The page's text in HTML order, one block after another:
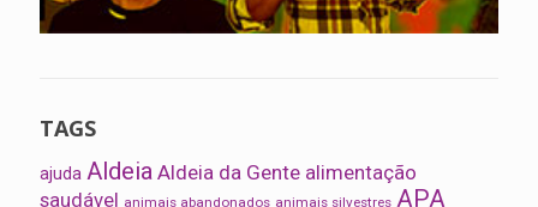
TAGS
ajuda Aldeia Aldeia da Gente alimentação
saudável animais abandonados animais silvestres APA